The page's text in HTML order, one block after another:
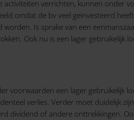
activiteiten verrichten, kunnen
omdat de bv veel geïnvesteerd
Is sprake van een
Ook nu is een lager
voorwaarden een lager
verlies. Verder moet duidelijk
dividend of andere onttrekkingen.